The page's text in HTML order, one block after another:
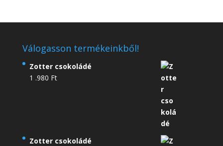
Válogasson termékeinkből!
Zotter csokoládé
1 .980 Ft
Zotter csokoládé